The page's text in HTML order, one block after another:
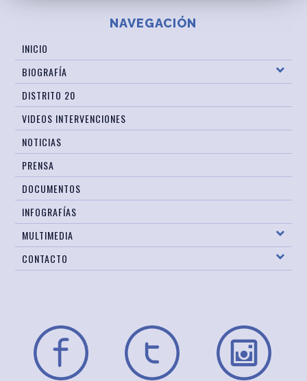
NAVEGACIÓN
INICIO
BIOGRAFÍA
DISTRITO 20
VIDEOS INTERVENCIONES
NOTICIAS
PRENSA
DOCUMENTOS
INFOGRAFÍAS
MULTIMEDIA
CONTACTO